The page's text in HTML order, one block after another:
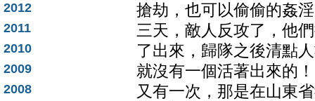
2012
2011
2010
2009
2008
搶劫，也可以偷偷的姦
三天，敵人反攻了，他
了出來，歸隊之後清點
就沒有一個活著出來的！
又有一次，那是在山東